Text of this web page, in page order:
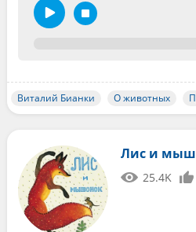
Виталий Бианки О животных
Лис и
25.4K